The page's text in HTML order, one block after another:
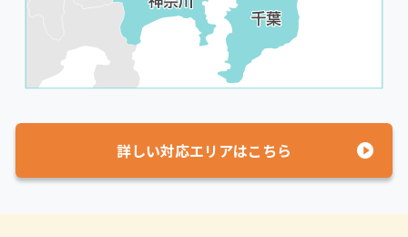
詳しい対応エリアはこちら